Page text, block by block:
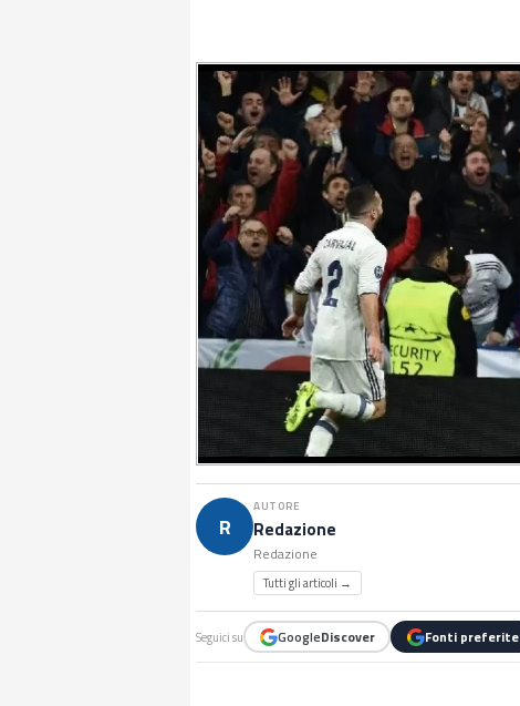
R
AUTORE
Redazione
Redazione
Tutti gli articoli →
Seguici su GoogleDiscover Fonti preferite